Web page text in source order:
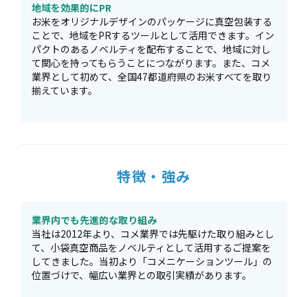
地域を効果的にPR
お米をオリジナルデザインのパッケージに真空包装する
ことで、地域をPRするツールとして活用できます。イン
パクトのあるノベルティを配布することで、地域に対し
て関心を持ってもらうことにつながります。また、コメ
業界として初めて、全国47都道府県のお米すべてを取り
揃えています。
特徴・強み
業界内でも先進的な取り組み
当社は2012年より、コメ業界では先駆けた取り組みとし
て、小袋真空商品をノベルティとして活用するご提案を
してきました。当初より「コメニケーションツール」の
位置づけで、幅広い業界との取引実績があります。